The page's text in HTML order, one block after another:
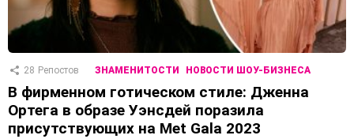
28 Репостов ЗНАМЕНИТОСТИ НОВОСТИ ШОУ-БИЗНЕСА
В фирменном готическом стиле: Дженна
Ортега в образе Уэнсдей поразила
присутствующих на Met Gala 2023